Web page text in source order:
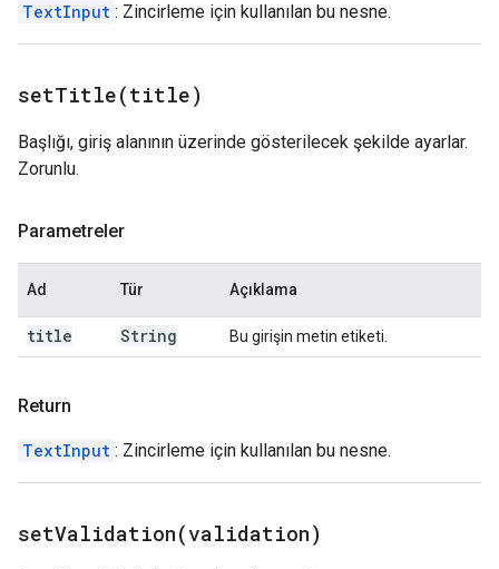
TextInput : Zincirleme için kullanılan bu nesne.
setTitle(title)
Başlığı, giriş alanının üzerinde gösterilecek şekilde ayarlar.
Zorunlu.
Parametreler
Ad Tür Açıklama
title String Bu girişin metin etiketi.
Return
TextInput : Zincirleme için kullanılan bu nesne.
setValidation(validation)